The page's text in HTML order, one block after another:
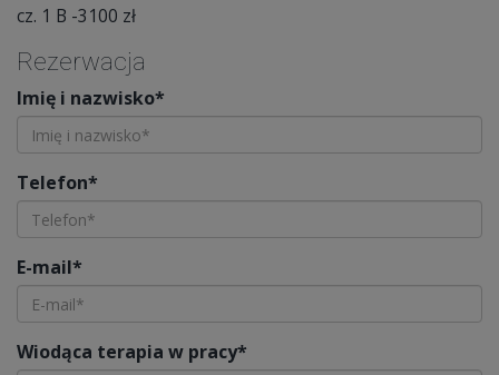
cz. 1 B -3100 zł
Rezerwacja
Imię i nazwisko*
Telefon*
E-mail*
Wiodąca terapia w pracy*